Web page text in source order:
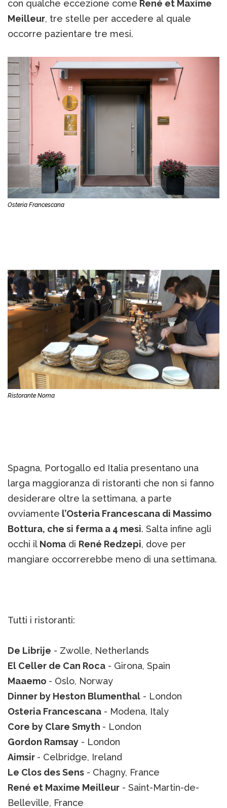
con qualche eccezione come René et Maxime
Meilleur, tre stelle per accedere al quale
occorre pazientare tre mesi.
Osteria Francescana
Ristorante Noma
Spagna, Portogallo ed Italia presentano una
larga maggioranza di ristoranti che non si fanno
desiderare oltre la settimana, a parte
ovviamente l’Osteria Francescana di Massimo
Bottura, che si ferma a 4 mesi. Salta infine agli
occhi il Noma di René Redzepi, dove per
mangiare occorrerebbe meno di una settimana.
Tutti i ristoranti:
De Librije - Zwolle, Netherlands
El Celler de Can Roca - Girona, Spain
Maaemo - Oslo, Norway
Dinner by Heston Blumenthal - London
Osteria Francescana - Modena, Italy
Core by Clare Smyth - London
Gordon Ramsay - London
Aimsir - Celbridge, Ireland
Le Clos des Sens - Chagny, France
René et Maxime Meilleur - Saint-Martin-de-
Belleville, France